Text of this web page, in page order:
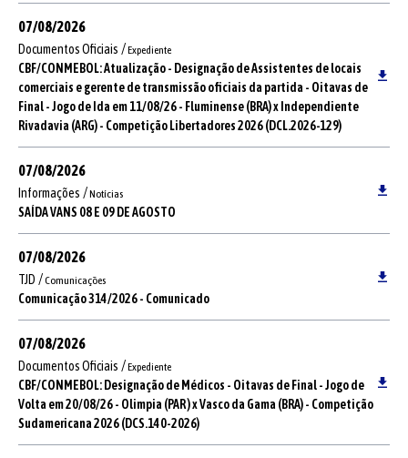
07/08/2026
Documentos Oficiais /Expediente
CBF/CONMEBOL: Atualização - Designação de Assistentes de locais
comerciais e gerente de transmissão oficiais da partida - Oitavas de
Final - Jogo de Ida em 11/08/26 - Fluminense (BRA) x Independiente
Rivadavia (ARG) - Competição Libertadores 2026 (DCL.2026-129)
07/08/2026
Informações /Notícias
SAÍDA VANS 08 E 09 DE AGOSTO
07/08/2026
TJD /Comunicações
Comunicação 314/2026 - Comunicado
07/08/2026
Documentos Oficiais /Expediente
CBF/CONMEBOL: Designação de Médicos - Oitavas de Final - Jogo de
Volta em 20/08/26 - Olimpia (PAR ) x Vasco da Gama (BRA) - Competição
Sudamericana 2026 (DCS.140-2026)